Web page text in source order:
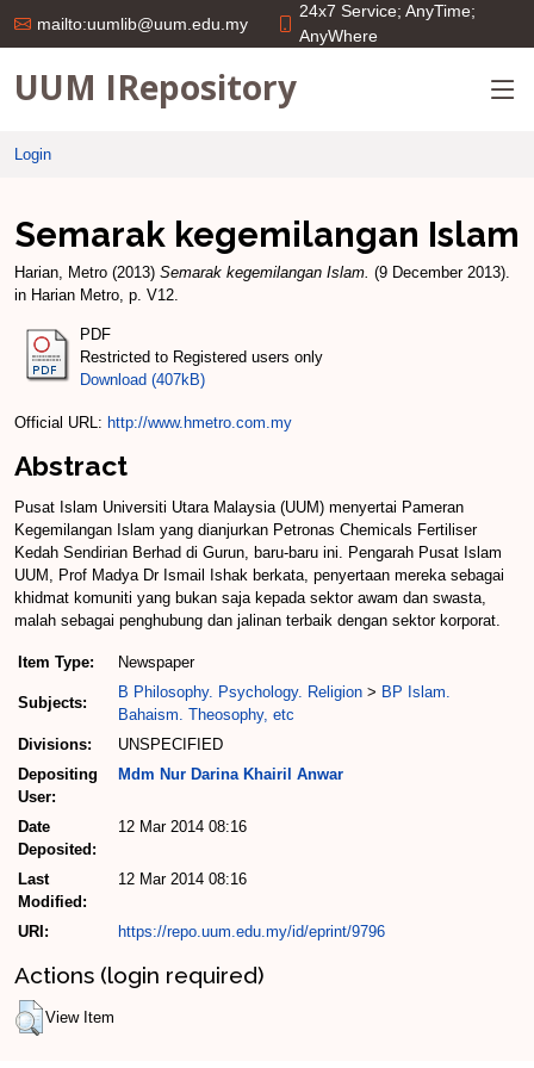
mailto:uumlib@uum.edu.my
24x7 Service; AnyTime;
AnyWhere
UUM IRepository
Login
Semarak kegemilangan Islam
Harian, Metro (2013) Semarak kegemilangan Islam. (9 December 2013).
in Harian Metro, p. V12.
PDF
Restricted to Registered users only
Download (407kB)
Official URL: http://www.hmetro.com.my
Abstract
Pusat Islam Universiti Utara Malaysia (UUM) menyertai Pameran
Kegemilangan Islam yang dianjurkan Petronas Chemicals Fertiliser
Kedah Sendirian Berhad di Gurun, baru-baru ini. Pengarah Pusat Islam
UUM, Prof Madya Dr Ismail Ishak berkata, penyertaan mereka sebagai
khidmat komuniti yang bukan saja kepada sektor awam dan swasta,
malah sebagai penghubung dan jalinan terbaik dengan sektor korporat.
Item Type: Newspaper
Subjects:
B Philosophy. Psychology. Religion > BP Islam.
Bahaism. Theosophy, etc
Divisions:
UNSPECIFIED
Depositing
User:
Mdm Nur Darina Khairil Anwar
Date
Deposited:
12 Mar 2014 08:16
Last
Modified:
12 Mar 2014 08:16
URI: https://repo.uum.edu.my/id/eprint/9796
Actions (login required)
View Item